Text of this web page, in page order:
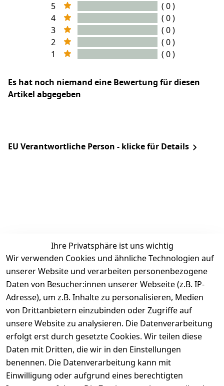
5
( 0 )
4
( 0 )
3
( 0 )
2
( 0 )
1
( 0 )
Es hat noch niemand eine Bewertung für diesen
Artikel abgegeben
EU Verantwortliche Person - klicke für Details
Ihre Privatsphäre ist uns wichtig
Wir verwenden Cookies und ähnliche Technologien auf
unserer Website und verarbeiten personenbezogene
Daten von Besucher:innen unserer Webseite (z.B. IP-
Adresse), um z.B. Inhalte zu personalisieren, Medien
von Drittanbietern einzubinden oder Zugriffe auf
unsere Website zu analysieren. Die Datenverarbeitung
erfolgt erst durch gesetzte Cookies. Wir teilen diese
Daten mit Dritten, die wir in den Einstellungen
benennen. Die Datenverarbeitung kann mit
Einwilligung oder aufgrund eines berechtigten
Rechtliches
AGB
Impressum
Datenschutze
rklärung
Widerrufsrec
ht
Services
Kontakt
Kundenservic
e
Zahlung &
Versand
Batteriegeset
z
Newsletter
Unsere
Zahlung &
Versand
Kontakt
+49
Mail:
info@select
selected-lights
selected-